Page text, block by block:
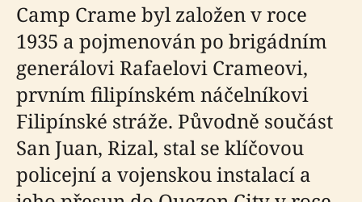
Camp Crame byl založen v roce
1935 a pojmenován po brigádním
generálovi Rafaelovi Crameovi,
prvním filipínském náčelníkovi
Filipínské stráže. Původně součást
San Juan, Rizal, stal se klíčovou
policejní a vojenskou instalací a